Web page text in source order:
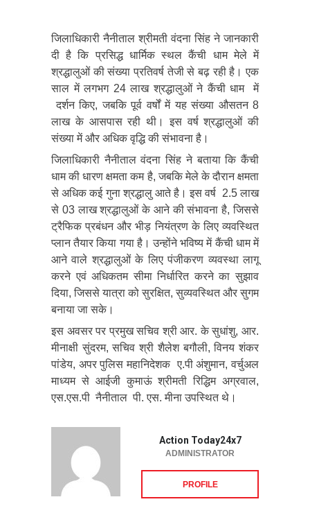
जिलाधिकारी नैनीताल श्रीमती वंदना सिंह ने जानकारी
दी है कि प्रसिद्ध धार्मिक स्थल कैंची धाम मेले में
श्रद्धालुओं की संख्या प्रतिवर्ष तेजी से बढ़ रही है। एक
साल में लगभग 24 लाख श्रद्धालुओं ने कैंची धाम में
दर्शन किए, जबकि पूर्व वर्षों में यह संख्या औसतन 8
लाख के आसपास रही थी। इस वर्ष श्रद्धालुओं की
संख्या में और अधिक वृद्धि की संभावना है।
जिलाधिकारी नैनीताल वंदना सिंह ने बताया कि कैंची
धाम की धारण क्षमता कम है, जबकि मेले के दौरान क्षमता
से अधिक कई गुना श्रद्धालु आते है। इस वर्ष 2.5 लाख
से 03 लाख श्रद्धालुओं के आने की संभावना है, जिससे
ट्रैफिक प्रबंधन और भीड़ नियंत्रण के लिए व्यवस्थित
प्लान तैयार किया गया है। उन्होंने भविष्य में कैंची धाम में
आने वाले श्रद्धालुओं के लिए पंजीकरण व्यवस्था लागू
करने एवं अधिकतम सीमा निर्धारित करने का सुझाव
दिया, जिससे यात्रा को सुरक्षित, सुव्यवस्थित और सुगम
बनाया जा सके।
इस अवसर पर प्रमुख सचिव श्री आर. के सुधांशु, आर.
मीनाक्षी सुंदरम, सचिव श्री शैलेश बगौली, विनय शंकर
पांडेय, अपर पुलिस महानिदेशक ए.पी अंशुमान, वर्चुअल
माध्यम से आईजी कुमाऊं श्रीमती रिद्धिम अग्रवाल,
एस.एस.पी नैनीताल पी. एस. मीना उपस्थित थे।
Action Today24x7
ADMINISTRATOR
PROFILE